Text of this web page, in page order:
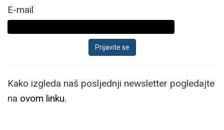
E-mail
Kako izgleda naš posljednji newsletter pogledajte
na ovom linku.